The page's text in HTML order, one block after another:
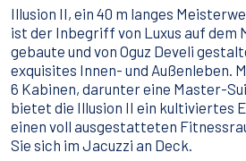
Illusion II, ein 40 m langes
ist der Inbegriff von Luxus auf dem
gebaute und von Oguz Develi
exquisites Innen- und Außenleben.
6 Kabinen, darunter eine Master-
bietet die Illusion II ein kultiviertes
einen voll ausgestatteten
Sie sich im Jacuzzi an Deck.